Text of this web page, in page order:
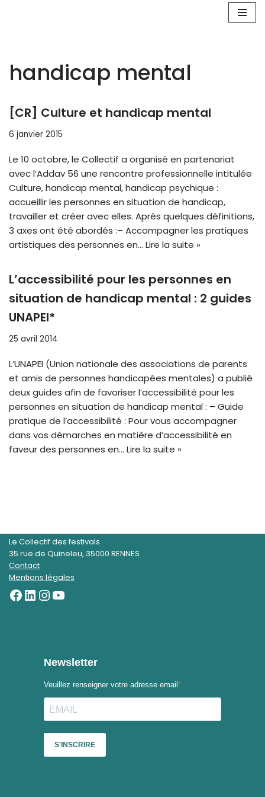
handicap mental
[CR] Culture et handicap mental
6 janvier 2015
Le 10 octobre, le Collectif a organisé en partenariat
avec l’Addav 56 une rencontre professionnelle intitulée
Culture, handicap mental, handicap psychique :
accueillir les personnes en situation de handicap,
travailler et créer avec elles. Après quelques définitions,
3 axes ont été abordés :– Accompagner les pratiques
artistiques des personnes en… Lire la suite »
L’accessibilité pour les personnes en
situation de handicap mental : 2 guides
UNAPEI*
25 avril 2014
L’UNAPEI (Union nationale des associations de parents
et amis de personnes handicapées mentales) a publié
deux guides afin de favoriser l’accessibilité pour les
personnes en situation de handicap mental : – Guide
pratique de l’accessibilité : Pour vous accompagner
dans vos démarches en matière d’accessibilité en
faveur des personnes en… Lire la suite »
Le Collectif des festivals
35 rue de Quineleu, 35000 RENNES
Contact
Mentions légales